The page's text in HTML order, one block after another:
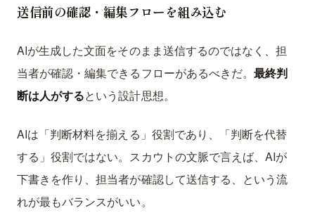
送信前の確認・編集フローを組み込む
AIが生成した文面をそのまま送信するのではなく、担
当者が確認・編集できるフローがあるべきだ。最終判
断は人がするという設計思想。
AIは「判断材料を揃える」役割であり、「判断を代替
する」役割ではない。スカウトの文脈で言えば、AIが
下書きを作り、担当者が確認して送信する、という流
れが最もバランスがいい。